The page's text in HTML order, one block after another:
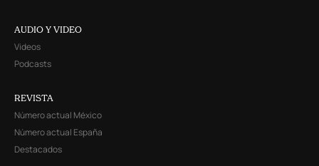
AUDIO Y VIDEO
Videos
Podcasts
REVISTA
Número actual México
Número actual España
Destacados